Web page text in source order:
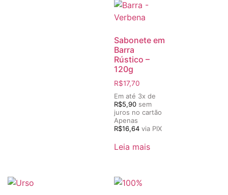
Sabonete em
Barra
Rústico –
120g
R$17,70
Em até 3x de
R$5,90 sem
juros no cartão
Apenas
R$16,64 via PIX
Leia mais